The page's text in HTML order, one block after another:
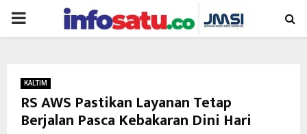
PRIMARY
KALTIM
RS AWS Pastikan Layanan Tetap
Berjalan Pasca Kebakaran Dini Hari